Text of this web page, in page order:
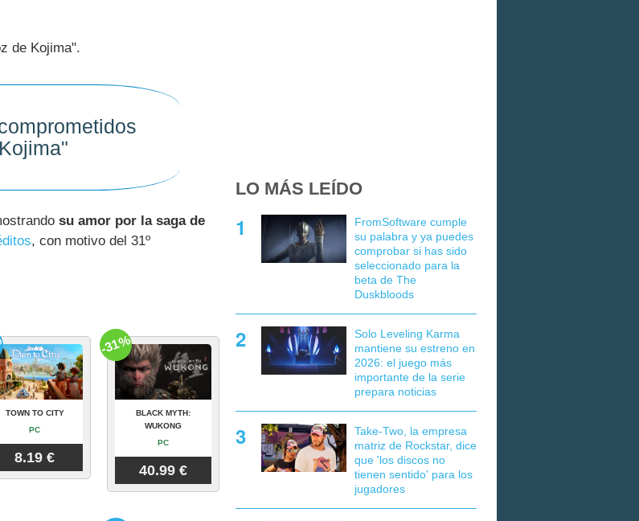
de Kojima".
su amor por la saga de
, con motivo del 31º
TOWN TO CITY
PC
8.19 €
BLACK MYTH:
WUKONG
PC
40.99 €
-31%
LO MÁS LEÍDO
FromSoftware cumple
su palabra y ya puedes
comprobar si has sido
seleccionado para la
beta de The
Duskbloods
Solo Leveling Karma
mantiene su estreno en
2026: el juego más
importante de la serie
prepara noticias
Take-Two, la empresa
matriz de Rockstar, dice
que 'los discos no
tienen sentido' para los
jugadores